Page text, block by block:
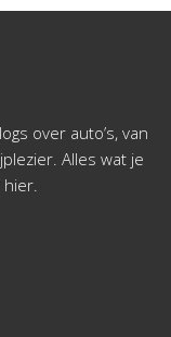
over auto’s, van
Alles wat je